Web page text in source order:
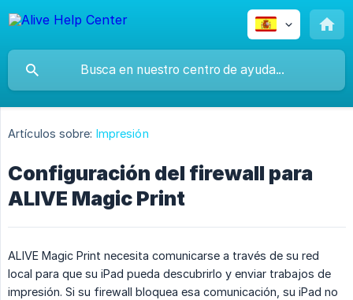
Artículos sobre: Impresión
Configuración del firewall para
ALIVE Magic Print
ALIVE Magic Print necesita comunicarse a través de su red
local para que su iPad pueda descubrirlo y enviar trabajos de
impresión. Si su firewall bloquea esa comunicación, su iPad no